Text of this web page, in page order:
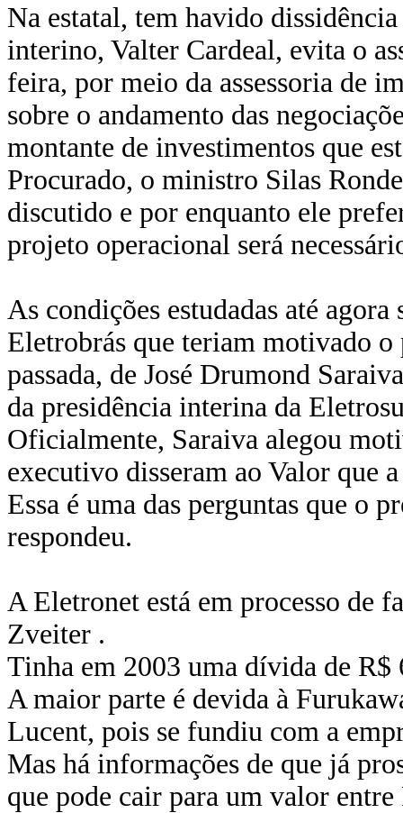
Na estatal, tem havido
interino, Valter Cardeal, evita o
feira, por meio da assessoria de
sobre o andamento das
montante de investimentos que
Procurado, o ministro Silas
discutido e por enquanto ele
projeto operacional será
As condições estudadas até
Eletrobrás que teriam motivado
passada, de José Drumond
da presidência interina da
Oficialmente, Saraiva alegou
executivo disseram ao Valor que
Essa é uma das perguntas que o
respondeu.
A Eletronet está em processo de
Zveiter .
Tinha em 2003 uma dívida de R$
A maior parte é devida à
Lucent, pois se fundiu com a
Mas há informações de que já
que pode cair para um valor